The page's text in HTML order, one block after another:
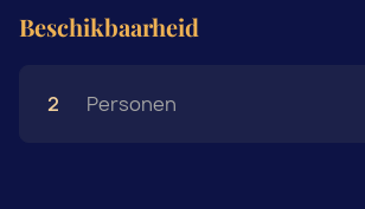
Beschikbaarheid
2 Personen